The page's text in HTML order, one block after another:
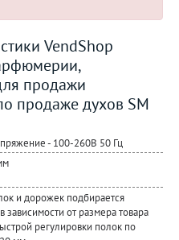
VendShop
продажи
продаже духов SM
- 100-260В 50 Гц
и дорожек подбирается
зависимости от размера товара
регулировки полок по